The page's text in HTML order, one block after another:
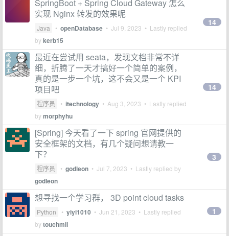
SpringBoot + Spring Cloud Gateway 怎么
实现 Nginx 转发的效果呢
Java • openDatabase • Jul 9, 2023 • Lastly replied
bykerb15
14
最近在尝试用 seata，发现文档非常不详
细，折腾了一天才搞好一个简单的案例，
真的是一步一个坑，这不会又是一个 KPI
项目吧
程序员 • itechnology • Aug 3, 2023 • Lastly replied
bymorphyhu
14
[Spring] 今天看了一下 spring 官网提供的
安全框架的文档，有几个疑问想请教一
下？
程序员 • godleon • Jul 7, 2023 • Lastly replied by
godleon
3
想寻找一个学习群， 3D point cloud tasks
Python • yiyi1010 • Jun 21, 2023 • Lastly replied
bytouchmii
1